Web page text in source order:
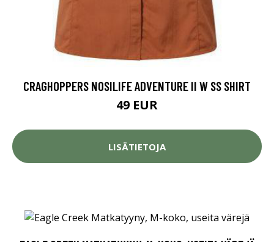
CRAGHOPPERS NOSILIFE ADVENTURE II W SS SHIRT
49 EUR
LISÄTIETOJA